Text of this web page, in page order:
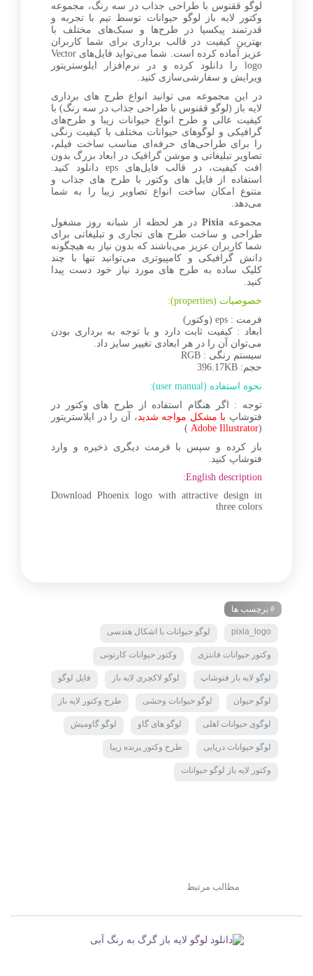
0
لوگو ققنوس با طراحی جذاب در سه رنگ، مجموعه
وکتور لایه باز لوگو حیوانات توسط تیم با تجربه و
قدرتمند پیکسیا در طرح‌ها و سبک‌های مختلف با
بهترین کیفیت در قالب برداری برای شما کاربران
عزیز آماده کرده است. شما می‌تواید فایل‌های Vector
logo را دانلود کرده و در نرم‌افزار ایلوستریتور
ویرایش و سفارشی‌سازی کنید.
در این مجموعه می توانید انواع طرح های برداری
لایه باز (لوگو ققنوس با طراحی جذاب در سه رنگ) با
کیفیت عالی و طرح انواع حیوانات زیبا و طرح‌های
گرافیکی و لوگوهای حیوانات مختلف با کیفیت رنگی
را برای طراحی‌های حرفه‌ای مناسب ساخت فیلم،
تصاویر تبلیغاتی و موشن گرافیک در ابعاد بزرگ بدون
افت کیفیت، در قالب فایل‌های eps دانلود کنید.
استفاده از فایل های وکتور با طرح های جذاب و
متنوع امکان ساخت انواع تصاویر زیبا را به شما
می‌دهد.
مجموعه Pixia در هر لحظه از شبانه روز مشغول
طراحی و ساخت طرح های تجاری و تبلیغاتی برای
شما کاربران عزیز می‌باشند که بدون نیاز به هیچگونه
دانش گرافیکی و کامپیوتری می‌توانید تنها با چند
کلیک ساده به طرح های مورد نیاز خود دست پیدا
کنید.
خصوصیات (properties):
فرمت : eps (وکتور)
ابعاد : کیفیت ثابت دارد و با توجه به برداری بودن
می‌توان آن را در هر ابعادی تغییر سایز داد.
سیستم رنگی : RGB
حجم: 396.17KB
نحوه استفاده (user manual):
توجه : اگر هنگام استفاده از طرح های وکتور در
فتوشاپ با مشکل مواجه شدید، آن را در ایلاستریتور
(
Adobe Illustrator
)
باز کرده و سپس با فرمت دیگری ذخیره و وارد
فتوشاپ کنید.
English description:
Download Phoenix logo with attractive design in
three colors
# برچسب ها
pixia_logo لوگو حیوانات با اشکال هندسی
وکتور حیوانات فانتزی وکتور حیوانات کارتونی
لوگو لایه باز فتوشاپ لوگو لاکچری لایه باز فایل لوگو
لوگو حیوان لوگو حیوانات وحشی طرح وکتور لایه باز
لوگوی حیوانات اهلی لوگو های گاو لوگو گاومیش
لوگو حیوانات دریایی طرح وکتور پرنده زیبا
وکتور لایه باز لوگو حیوانات
مطالب مرتبط